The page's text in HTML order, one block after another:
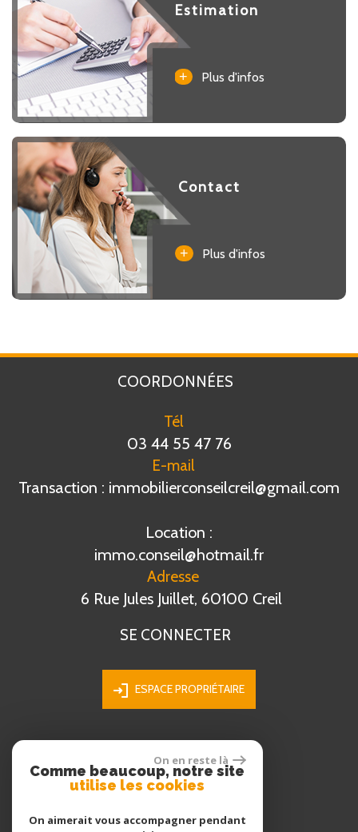
Estimation
+ Plus d'infos
Contact
+ Plus d'infos
COORDONNÉES
Tél
03 44 55 47 76
E-mail
Transaction : immobilierconseilcreil@gmail.com
Location :
immo.conseil@hotmail.fr
Adresse
6 Rue Jules Juillet, 60100 Creil
SE CONNECTER
ESPACE PROPRIÉTAIRE
ADHÉRENTS
On en reste là
Comme beaucoup, notre site
utilise les cookies
On aimerait vous accompagner pendant